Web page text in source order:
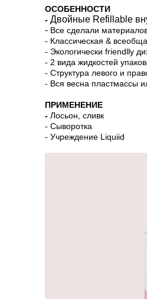
ОСОБЕННОСТИ
- Двойные Refillable
- Все сделали
- Классическая &
- Экологически friendlly
- 2 вида жидкостей
- Структура левого и
- Вся весна пластмассы
ПРИМЕНЕНИЕ
- Лосьон, сливк
- Сыворотка
- Учреждение Liquiid